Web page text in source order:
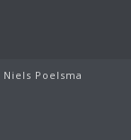
Niels Poelsma